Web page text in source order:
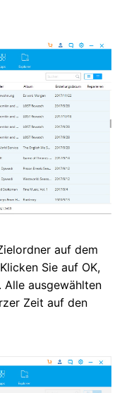
auf dem
Sie auf OK,
ausgewählten
Zeit auf den